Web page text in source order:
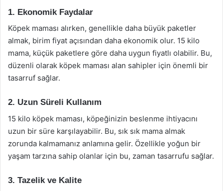
1. Ekonomik Faydalar
Köpek maması alırken, genellikle daha büyük paketler
almak, birim fiyat açısından daha ekonomik olur. 15 kilo
mama, küçük paketlere göre daha uygun fiyatlı olabilir. Bu,
düzenli olarak köpek maması alan sahipler için önemli bir
tasarruf sağlar.
2. Uzun Süreli Kullanım
15 kilo köpek maması, köpeğinizin beslenme ihtiyacını
uzun bir süre karşılayabilir. Bu, sık sık mama almak
zorunda kalmamanız anlamına gelir. Özellikle yoğun bir
yaşam tarzına sahip olanlar için bu, zaman tasarrufu sağlar.
3. Tazelik ve Kalite